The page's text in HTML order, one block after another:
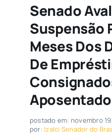
Senado
Suspensão
Meses Dos
De
postado em: novembro
por: Izalci Senador do